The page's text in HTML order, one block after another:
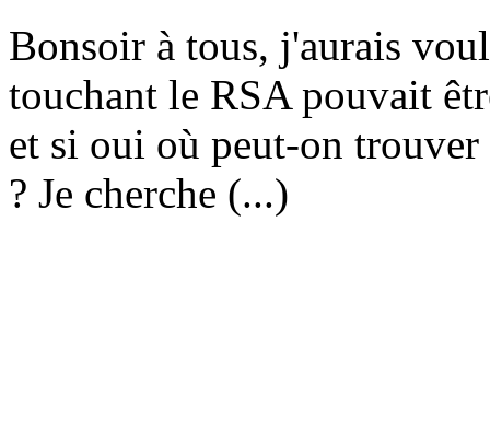
Bonsoir à tous, j'aurais
touchant le RSA pouvait
et si oui où peut-on
? Je cherche (...)